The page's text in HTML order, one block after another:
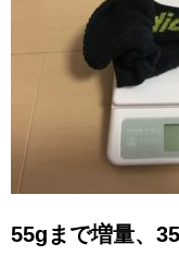
55gまで増量、